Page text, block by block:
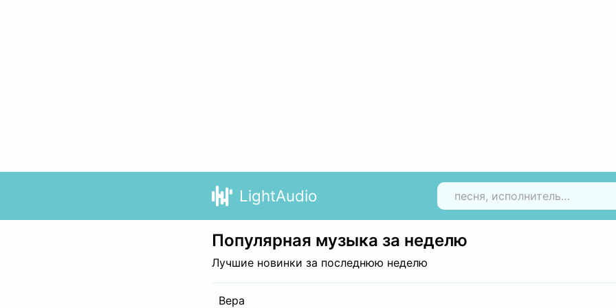
LightAudio
Популярная музыка за неделю
Лучшие новинки за последнюю неделю
Вера